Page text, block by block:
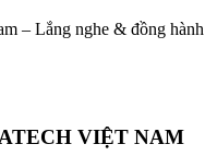
– Lắng nghe & đồng hành
VIỆT NAM